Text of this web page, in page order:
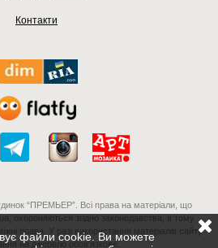
Контакти
“ПРЕМЬЕР”. Всі права на матеріали, що
охороняються згідно законодавства, в тому
права. У разі використання матеріалів сайту
на джерело обов'язкове.
файли cookie. Ви можете